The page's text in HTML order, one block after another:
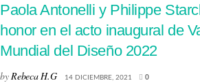
Paola Antonelli y Philippe
honor en el acto inaugural de
Mundial del Diseño 2022
by Rebeca H.G 14 DICIEMBRE, 2021 0